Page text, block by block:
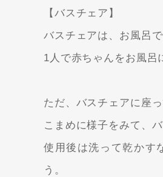
【バスチェア】
バスチェアは、お風呂
1人で赤ちゃんをお風呂
ただ、バスチェアに座
こまめに様子をみて、
使用後は洗って乾かす
う。